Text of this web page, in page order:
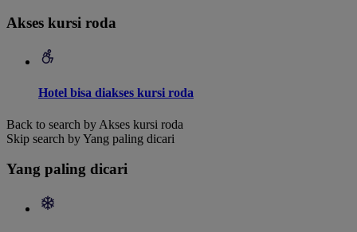
Akses kursi roda
Hotel bisa diakses kursi roda
Back to search by Akses kursi roda
Skip search by Yang paling dicari
Yang paling dicari